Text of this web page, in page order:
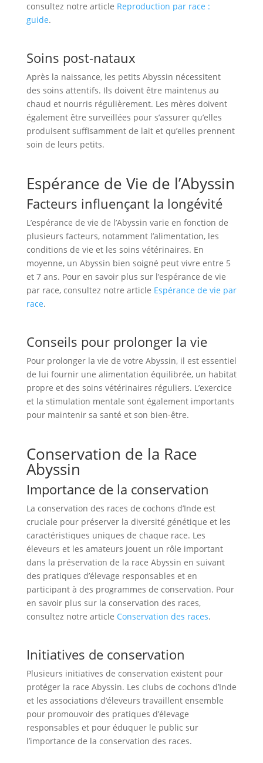
consultez notre article Reproduction par race :
guide.
Soins post-nataux
Après la naissance, les petits Abyssin nécessitent
des soins attentifs. Ils doivent être maintenus au
chaud et nourris régulièrement. Les mères doivent
également être surveillées pour s’assurer qu’elles
produisent suffisamment de lait et qu’elles prennent
soin de leurs petits.
Espérance de Vie de l’Abyssin
Facteurs influençant la longévité
L’espérance de vie de l’Abyssin varie en fonction de
plusieurs facteurs, notamment l’alimentation, les
conditions de vie et les soins vétérinaires. En
moyenne, un Abyssin bien soigné peut vivre entre 5
et 7 ans. Pour en savoir plus sur l’espérance de vie
par race, consultez notre article Espérance de vie par
race.
Conseils pour prolonger la vie
Pour prolonger la vie de votre Abyssin, il est essentiel
de lui fournir une alimentation équilibrée, un habitat
propre et des soins vétérinaires réguliers. L’exercice
et la stimulation mentale sont également importants
pour maintenir sa santé et son bien-être.
Conservation de la Race
Abyssin
Importance de la conservation
La conservation des races de cochons d’Inde est
cruciale pour préserver la diversité génétique et les
caractéristiques uniques de chaque race. Les
éleveurs et les amateurs jouent un rôle important
dans la préservation de la race Abyssin en suivant
des pratiques d’élevage responsables et en
participant à des programmes de conservation. Pour
en savoir plus sur la conservation des races,
consultez notre article Conservation des races.
Initiatives de conservation
Plusieurs initiatives de conservation existent pour
protéger la race Abyssin. Les clubs de cochons d’Inde
et les associations d’éleveurs travaillent ensemble
pour promouvoir des pratiques d’élevage
responsables et pour éduquer le public sur
l’importance de la conservation des races.